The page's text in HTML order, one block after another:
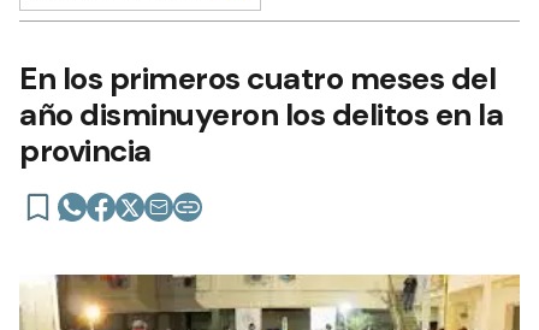
En los primeros cuatro meses del
año disminuyeron los delitos en la
provincia